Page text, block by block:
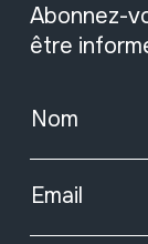
Abonnez-
être
Nom
Email